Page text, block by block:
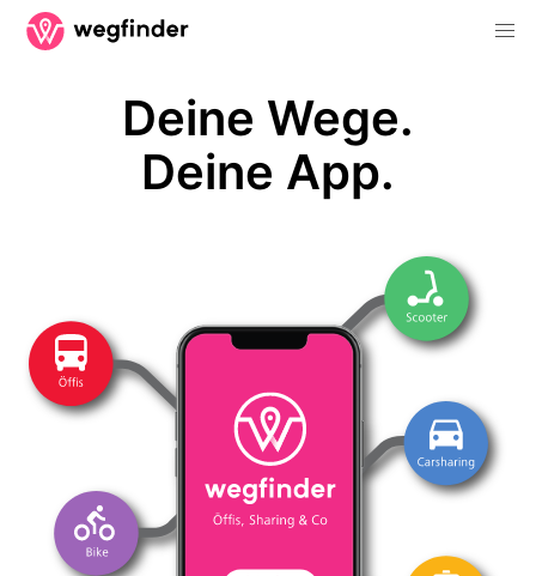
Deine Wege.
Deine App.